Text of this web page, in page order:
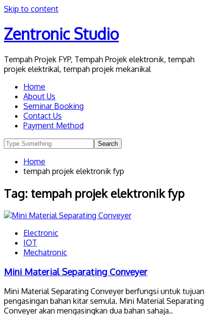
Skip to content
Zentronic Studio
Tempah Projek FYP, Tempah Projek elektronik, tempah
projek elektrikal, tempah projek mekanikal
Home
About Us
Seminar Booking
Contact Us
Payment Method
Home
tempah projek elektronik fyp
Tag: tempah projek elektronik fyp
Electronic
IOT
Mechatronic
Mini Material Separating Conveyer
Mini Material Separating Conveyer berfungsi untuk tujuan
pengasingan bahan kitar semula. Mini Material Separating
Conveyer akan mengasingkan dua bahan sahaja..